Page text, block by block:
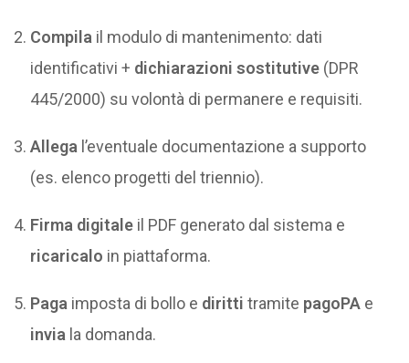
Compila il modulo di mantenimento: dati
identificativi + dichiarazioni sostitutive (DPR
445/2000) su volontà di permanere e requisiti.
Allega l’eventuale documentazione a supporto
(es. elenco progetti del triennio).
Firma digitale il PDF generato dal sistema e
ricaricalo in piattaforma.
Paga imposta di bollo e diritti tramite pagoPA e
invia la domanda.